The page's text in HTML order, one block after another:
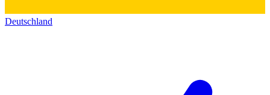
Deutschland